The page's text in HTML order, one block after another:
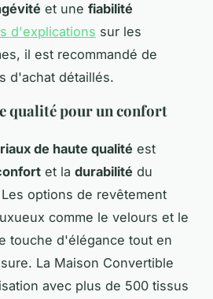
et une fiabilité
d'explications sur les
il est recommandé de
d'achat détaillés.
qualité pour un confort
de haute qualité est
et la durabilité du
options de revêtement
comme le velours et le
touche d'élégance tout en
La Maison Convertible
avec plus de 500 tissus